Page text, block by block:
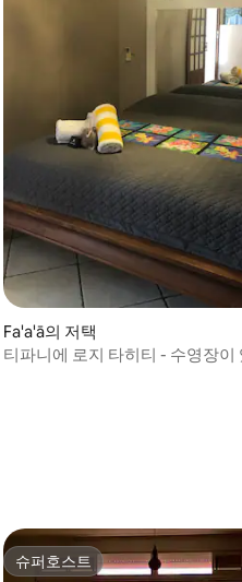
만점), 후기 52개
Fa'a'ā의 저택
티파니에 로지 타히티 - 수영장이
슈퍼호스트
슈퍼호스트